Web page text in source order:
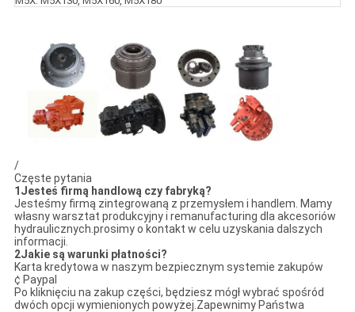
/
Częste pytania
1Jesteś firmą handlową czy fabryką?
Jesteśmy firmą zintegrowaną z przemysłem i handlem. Mamy
własny warsztat produkcyjny i remanufacturing dla akcesoriów
hydraulicznych.prosimy o kontakt w celu uzyskania dalszych
informacji.
2Jakie są warunki płatności?
Karta kredytowa w naszym bezpiecznym systemie zakupów
¢ Paypal
Po kliknięciu na zakup części, będziesz mógł wybrać spośród
dwóch opcji wymienionych powyżej.Zapewnimy Państwa